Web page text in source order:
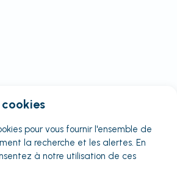
pour vous fournir l'ensemble de
la recherche et les alertes. En
à notre utilisation de ces